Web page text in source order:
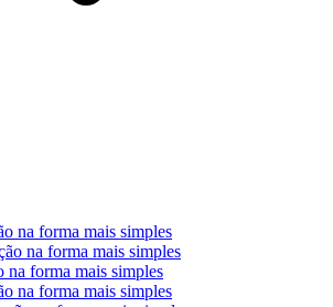
na forma mais simples
na forma mais simples
na forma mais simples
na forma mais simples